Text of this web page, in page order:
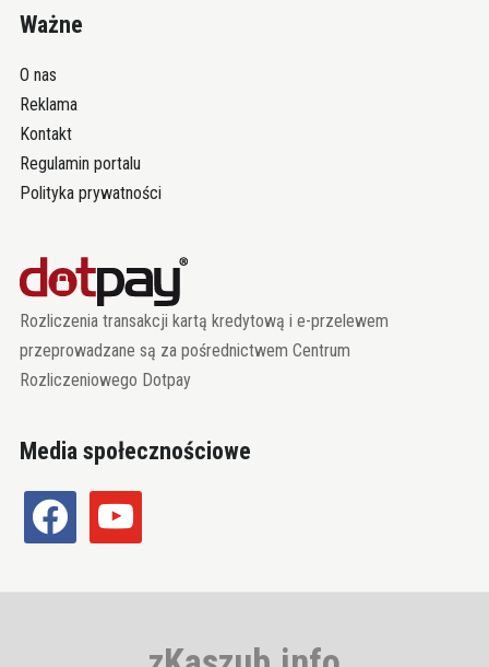
Ważne
O nas
Reklama
Kontakt
Regulamin portalu
Polityka prywatności
Rozliczenia transakcji kartą kredytową i e-przelewem
przeprowadzane są za pośrednictwem Centrum
Rozliczeniowego Dotpay
Media społecznościowe
facebook youtube